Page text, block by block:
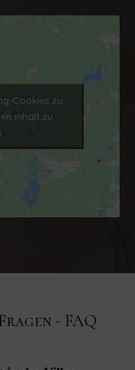
Cookies zu
Inhalt zu
- FAQ